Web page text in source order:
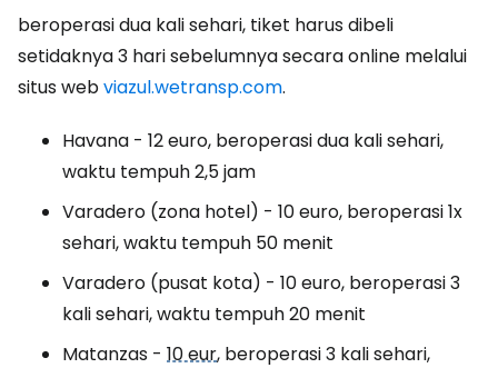
beroperasi dua kali sehari, tiket harus dibeli
setidaknya 3 hari sebelumnya secara online melalui
situs webviazul.wetransp.com.
Havana - 12 euro, beroperasi dua kali sehari,
waktu tempuh 2,5 jam
Varadero (zona hotel) - 10 euro, beroperasi 1x
sehari, waktu tempuh 50 menit
Varadero (pusat kota) - 10 euro, beroperasi 3
kali sehari, waktu tempuh 20 menit
Matanzas - 10 eur, beroperasi 3 kali sehari,